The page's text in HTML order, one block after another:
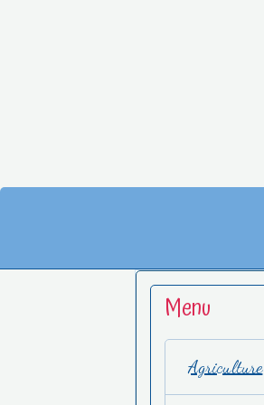
Menu
Agriculture